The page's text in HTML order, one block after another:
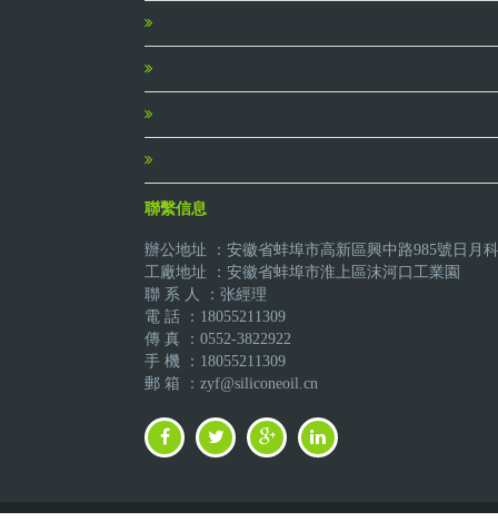
聯繫信息
辦公地址 ：安徽省蚌埠市高新區興中路985號日月
工廠地址 ：安徽省蚌埠市淮上區沫河口工業園
聯 系 人 ：张經理
電 話 ：18055211309
傳 真 ：0552-3822922
手 機 ：18055211309
郵 箱 ：zyf@siliconeoil.cn